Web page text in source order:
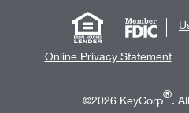
Online Privacy Statement
©2026 KeyCorp®.